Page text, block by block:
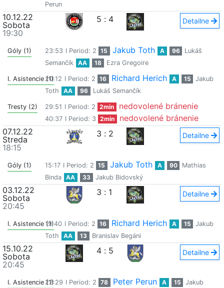
Perun
10.12.22
Sobota
19:30
5 : 4 Detailne
Góly (1) 23:53 I Period: 2 15 Jakub Toth A 96
Lukáš
Semančík
AA 18 Ezra Gregoire
I. Asistencie (1)20:12 I Period: 2 16 Richard Herich A 15
Jakub
Toth
AA 96 Lukáš Semančík
Tresty (2) 29:51 I Period: 2 2min nedovolené bránenie
40:37 I Period: 3 2min
nedovolené bránenie
07.12.22
Streda
18:15
3 : 2 Detailne
Góly (1) 15:17 I Period: 2 15 Jakub Toth A 90
Mathias
Binda
AA 33 Jakub Bidovský
03.12.22
Sobota
20:45
3 : 1 Detailne
I. Asistencie (1)19:40 I Period: 2 16 Richard Herich A 15
Jakub
Toth
AA 13 Branislav Begáni
15.10.22
Sobota
20:45
4 : 5 Detailne
I. Asistencie (1)22:29 I Period: 2 78 Peter Perun A 15
Jakub